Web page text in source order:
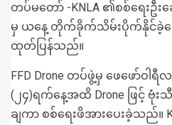
တပ်မတော် -KNLA ၏စစ်ရေးဦးဆ
မှ ယနေ့ တိုက်ခိုက်သိမ်းပိုက်နိုင်ခဲ့က
ထုတ်ပြန်သည်။
FFD Drone တပ်ဖွဲ့မှ ဖေဖော်ဝါ
(၂၄)ရက်နေ့အထိ Drone ဖြင့် ဗုံး
ချကာ စစ်ရေးဖိအားပေးခဲ့သည်။